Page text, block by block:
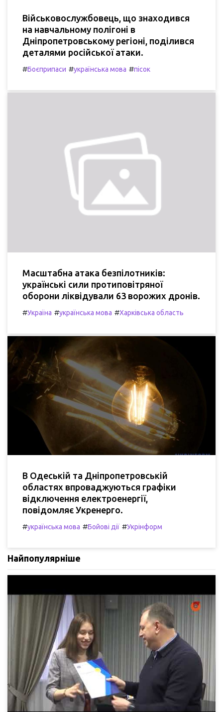
Військовослужбовець, що знаходився
на навчальному полігоні в
Дніпропетровському регіоні, поділився
деталями російської атаки.
#Боєприпаси #українська мова #пісок
Масштабна атака безпілотників:
українські сили протиповітряної
оборони ліквідували 63 ворожих дронів.
#Україна #українська мова #Харківська область
В Одеській та Дніпропетровській
областях впроваджуються графіки
відключення електроенергії,
повідомляє Укренерго.
#українська мова #Бойові дії #Укрінформ
Найпопулярніше